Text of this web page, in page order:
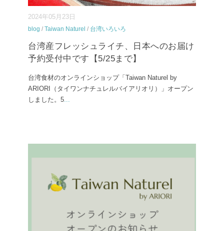
2024年05月23日
blog / Taiwan Naturel / 台湾いろいろ
台湾産フレッシュライチ、日本へのお届け
予約受付中です【5/25まで】
台湾食材のオンラインショップ「Taiwan Naturel by
ARIORI（タイワンナチュレルバイアリオリ）」オープン
しました。5...